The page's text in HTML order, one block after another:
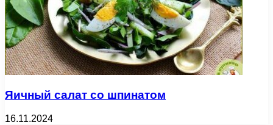
Яичный салат со шпинатом
16.11.2024